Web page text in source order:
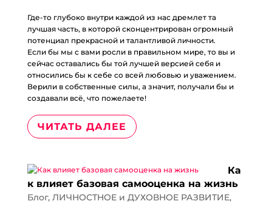
Где-то глубоко внутри каждой из нас дремлет та
лучшая часть, в которой сконцентрирован огромный
потенциал прекрасной и талантливой личности.
Если бы мы с вами росли в правильном мире, то вы и
сейчас оставались бы той лучшей версией себя и
относились бы к себе со всей любовью и уважением.
Верили в собственные силы, а значит, получали бы и
создавали всё, что пожелаете!
ЧИТАТЬ ДАЛЕЕ
Ка
к влияет базовая самооценка на жизнь
Блог, ЛИЧНОСТНОЕ и ДУХОВНОЕ РАЗВИТИЕ,